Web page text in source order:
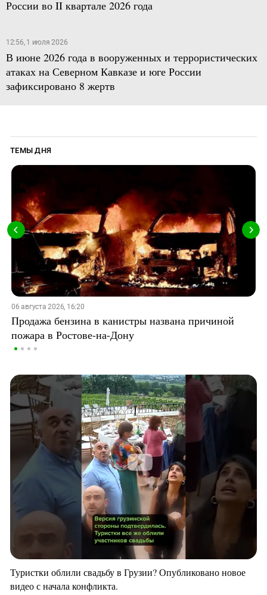
России во II квартале 2026 года
12:56, 1 июля 2026
В июне 2026 года в вооруженных и террористических
атаках на Северном Кавказе и юге России
зафиксировано 8 жертв
ТЕМЫ ДНЯ
06 августа 2026, 16:20
Продажа бензина в канистры названа причиной
пожара в Ростове-на-Дону
Туристки облили свадьбу в Грузии? Опубликовано новое
видео с начала конфликта.